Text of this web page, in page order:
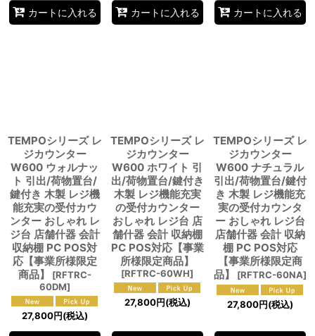
カートに入れる カートに入れる カートに入れる
TEMPOシリーズ レ
ジカウンター
W600 ウォルナッ
ト 引出/荷物置台/
鍵付き 木製 レジ機
能充実の受付カウ
ンター おしゃれ レ
ジ台 店舗什器 会計
収納棚 PC POS対
応【事業所様限定
商品】
[RFTRC-
60DM]
27,800円(税込)
TEMPOシリーズ レ
ジカウンター
W600 ホワイト 引
出/荷物置台/鍵付き
木製 レジ機能充実
の受付カウンター
おしゃれ レジ台 店
舗什器 会計 収納棚
PC POS対応【事業
所様限定商品】
[RFTRC-60WH]
27,800円(税込)
TEMPOシリーズ レ
ジカウンター
W600 ナチュラル
引出/荷物置台/鍵付
き 木製 レジ機能充
実の受付カウンタ
ー おしゃれ レジ台
店舗什器 会計 収納
棚 PC POS対応
【事業所様限定商
品】
[RFTRC-60NA]
27,800円(税込)